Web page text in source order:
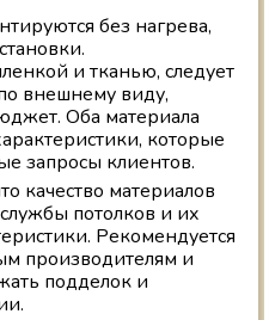
без нагрева,
и тканью, следует
внешнему виду,
Оба материала
которые
запросы клиентов.
качество материалов
потолков и их
Рекомендуется
производителям и
подделок и